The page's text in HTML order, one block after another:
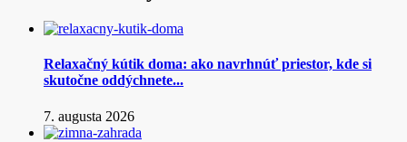
Relaxačný kútik doma: ako navrhnúť priestor, kde si
skutočne oddýchnete...
7. augusta 2026